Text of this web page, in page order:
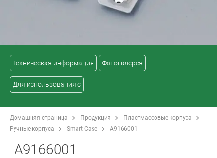
Техническая информация Фотогалерея
Для использования с
Домашняя страница Продукция
Пластмассовые корпуса
Ручные корпуса
Smart-Case A9166001
A9166001